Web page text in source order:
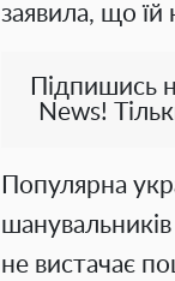
заявила, що їй
Підпишись
News!
Популярна
не вистачає